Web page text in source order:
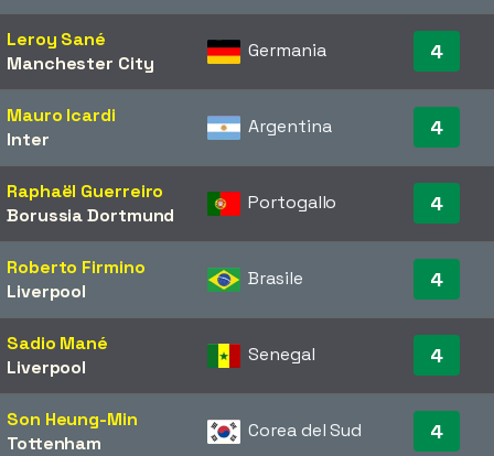
Leroy Sané
Manchester City
Germania 4
Mauro Icardi
Inter
Argentina 4
Raphaël Guerreiro
Borussia Dortmund
Portogallo 4
Roberto Firmino
Liverpool
Brasile 4
Sadio Mané
Liverpool
Senegal 4
Son Heung-Min
Tottenham
Corea del Sud 4